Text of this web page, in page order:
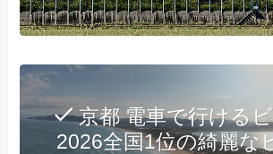
京都 電車で行ける
2026全国1位の綺麗な